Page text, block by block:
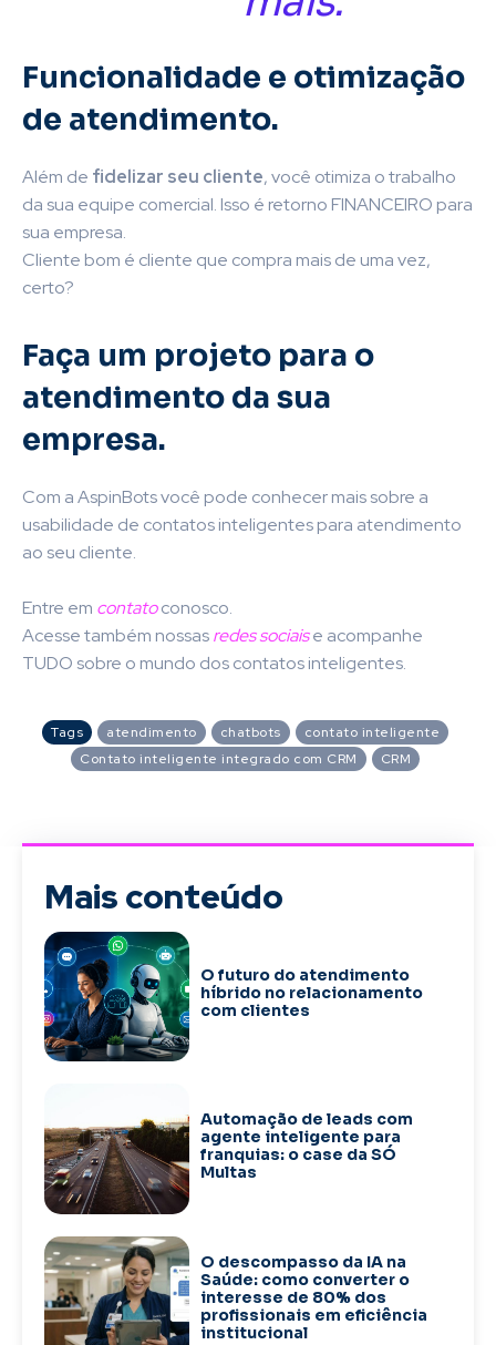
Funcionalidade e otimização
de atendimento.
Além de fidelizar seu cliente, você otimiza o trabalho
da sua equipe comercial. Isso é retorno FINANCEIRO para
sua empresa.
Cliente bom é cliente que compra mais de uma vez,
certo?
Faça um projeto para o
atendimento da sua
empresa.
Com a AspinBots você pode conhecer mais sobre a
usabilidade de contatos inteligentes para atendimento
ao seu cliente.
Entre em contatoconosco.
Acesse também nossasredes sociaise acompanhe
TUDO sobre o mundo dos contatos inteligentes.
Tags atendimento chatbots
contato inteligente
Contato inteligente integrado com CRM
CRM
Mais conteúdo
O futuro do atendimento
híbrido no relacionamento
com clientes
Automação de leads com
agente inteligente para
franquias: o case da SÓ
Multas
O descompasso da IA na
Saúde: como converter o
interesse de 80% dos
profissionais em eficiência
institucional